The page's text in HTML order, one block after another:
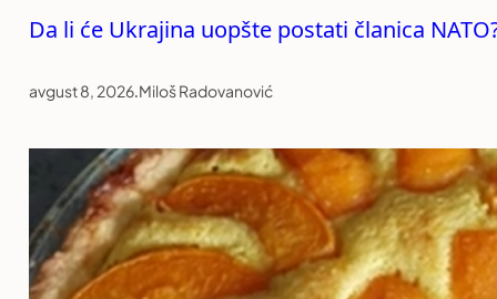
Da li će Ukrajina uopšte postati članica
avgust 8, 2026.Miloš Radovanović